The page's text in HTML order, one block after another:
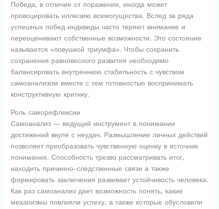
Победа, в отличие от поражения, иногда может
провоцировать иллюзию всемогущества. Вслед за ряда
успешных побед индивиды часто теряют внимание и
переоценивают собственные возможности. Это состояние
называется «ловушкой триумфа». Чтобы сохранить
сохранения равновесного развития необходимо
балансировать внутреннюю стабильность с чувством
самоанализом вместе с тем готовностью воспринимать
конструктивную критику.
Роль саморефлексии
Самоанализ — ведущий инструмент в понимании
достижений вкупе с неудач. Размышление личных действий
позволяет преобразовать чувственную оценку в источник
понимания. Способность трезво рассматривать итог,
находить причинно-следственные связи а также
формировать заключения развивает устойчивость человека.
Как раз самоанализ дает возможность понять, какие
механизмы повлияли успеху, а также которые обусловили